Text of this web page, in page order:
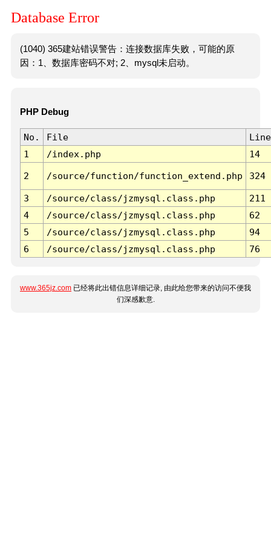
Database Error
(1040) 365建站错误警告：连接数据库失败，可能的原
因：1、数据库密码不对; 2、mysql未启动。
PHP Debug
No. File
Line
1
/index.php 14
2 /source/function/function_extend.php 324
3 /source/class/jzmysql.class.php
211
4
/source/class/jzmysql.class.php
62
5
/source/class/jzmysql.class.php
94
6
/source/class/jzmysql.class.php 76
www.365jz.com 已经将此出错信息详细记录, 由此给您带来的访问不便我
们深感歉意.